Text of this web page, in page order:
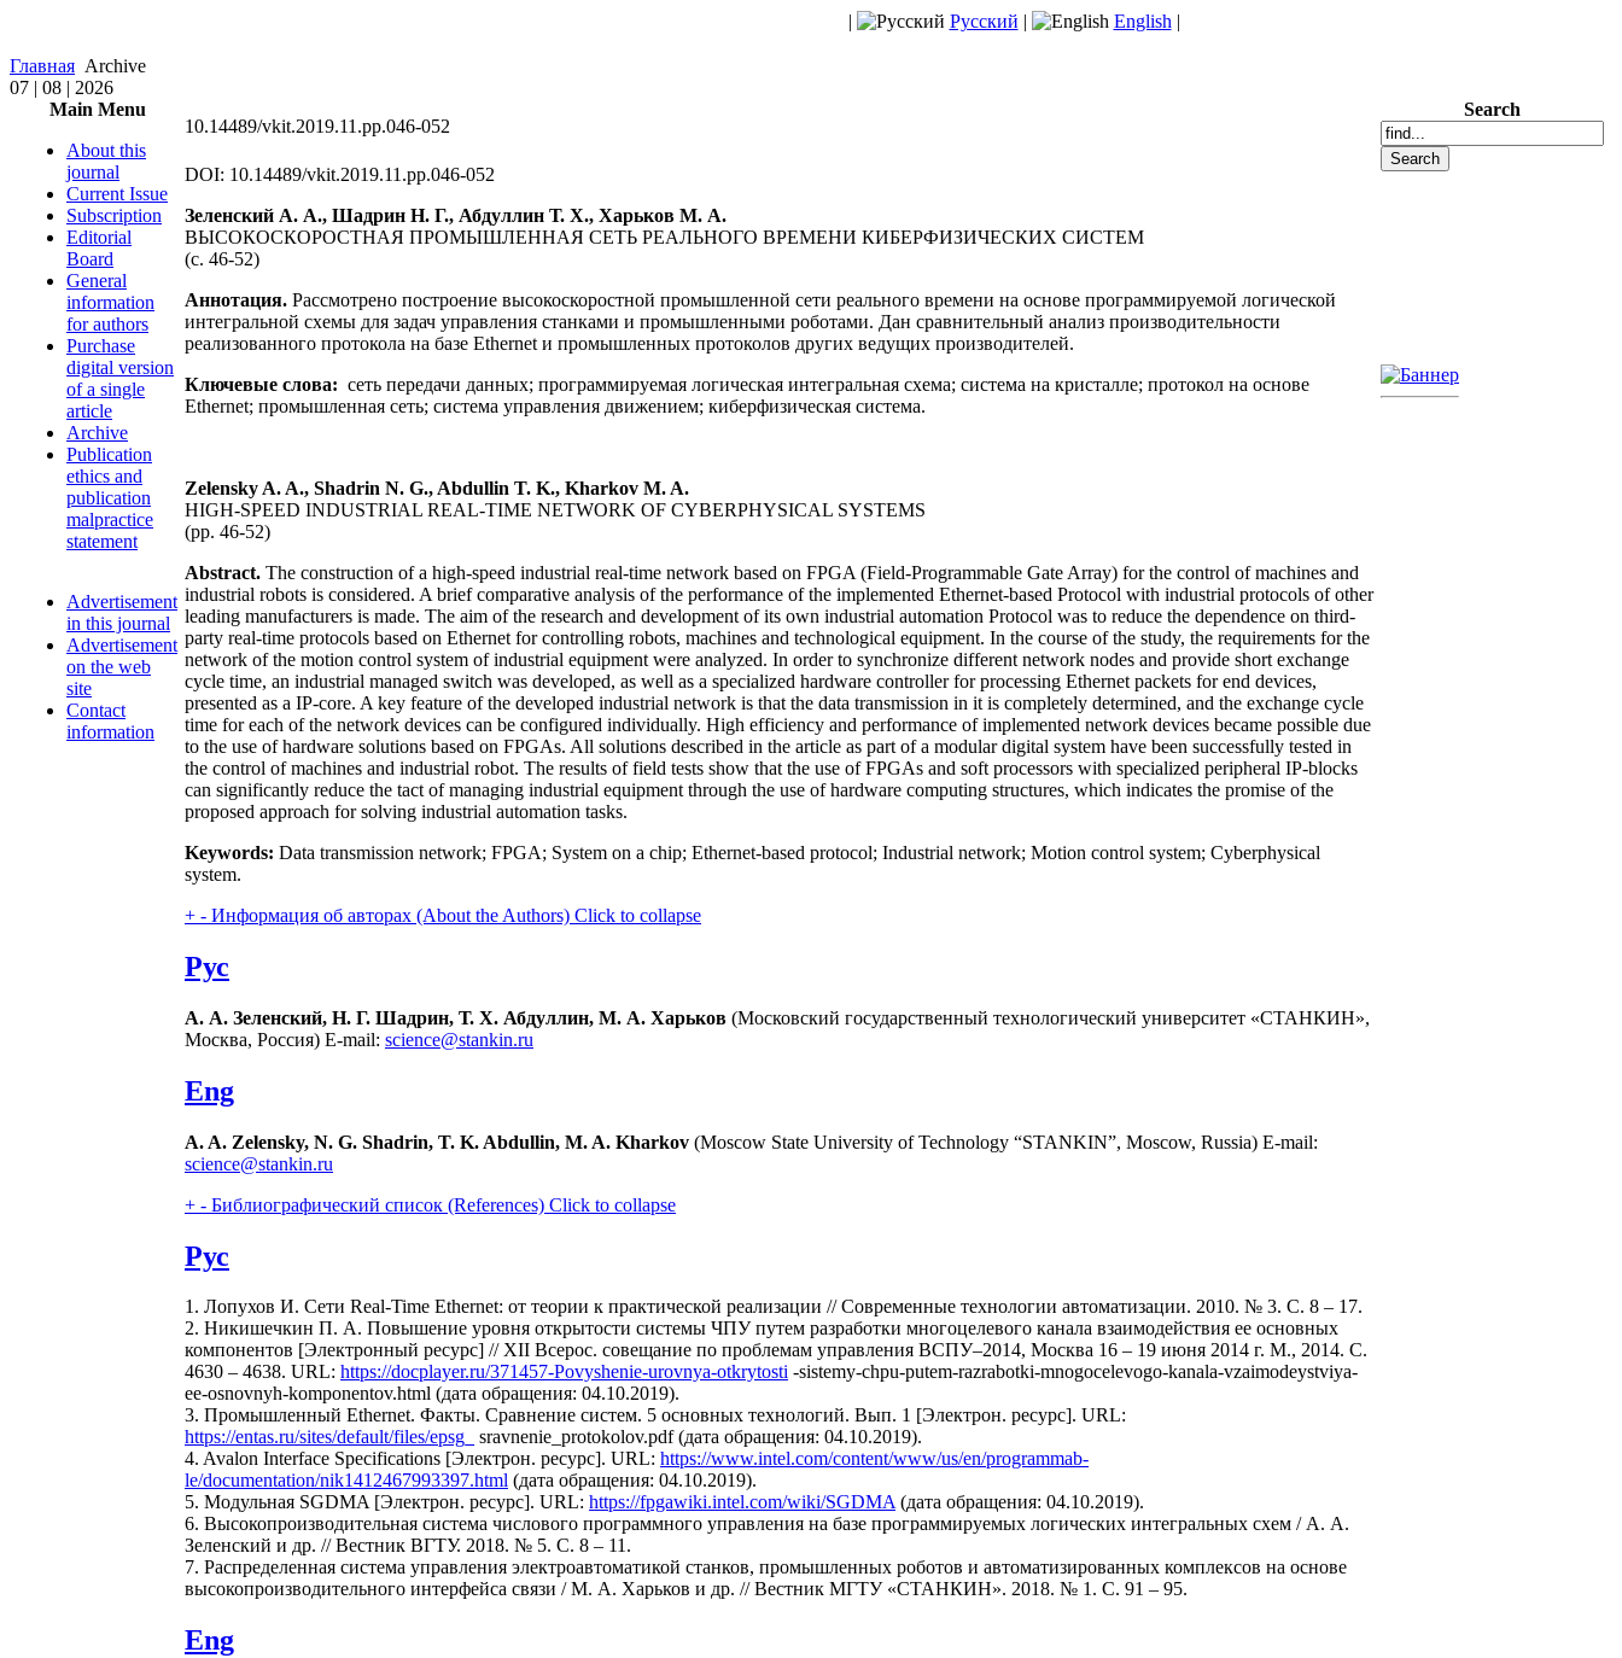
| Русский | English |
Главная Archive
07 | 08 | 2026
Main Menu
About this
journal
Current Issue
Subscription
Editorial
Board
General
information
for authors
Purchase
digital version
of a single
article
Archive
Publication
ethics and
publication
malpractice
statement
Advertisement
in this journal
Advertisement
on the web
site
Contact
information
10.14489/vkit.2019.11.pp.046-052
DOI: 10.14489/vkit.2019.11.pp.046-052
Зеленский А. А., Шадрин Н. Г., Абдуллин Т. Х., Харьков М. А.
ВЫСОКОСКОРОСТНАЯ ПРОМЫШЛЕННАЯ СЕТЬ РЕАЛЬНОГО ВРЕМЕНИ КИБЕРФИЗИЧЕСКИХ СИСТЕМ
(с. 46-52)
Аннотация. Рассмотрено построение высокоскоростной промышленной сети реального времени на основе программируемой логической
интегральной схемы для задач управления станками и промышленными роботами. Дан сравнительный анализ производительности
реализованного протокола на базе Ethernet и промышленных протоколов других ведущих производителей.
Ключевые слова: сеть передачи данных; программируемая логическая интегральная схема; система на кристалле; протокол на основе
Ethernet; промышленная сеть; система управления движением; киберфизическая система.
Zelensky A. A., Shadrin N. G., Abdullin T. K., Kharkov M. A.
HIGH-SPEED INDUSTRIAL REAL-TIME NETWORK OF CYBERPHYSICAL SYSTEMS
(pp. 46-52)
Abstract. The construction of a high-speed industrial real-time network based on FPGA (Field-Programmable Gate Array) for the control of machines and
industrial robots is considered. A brief comparative analysis of the performance of the implemented Ethernet-based Protocol with industrial protocols of other
leading manufacturers is made. The aim of the research and development of its own industrial automation Protocol was to reduce the dependence on third-
party real-time protocols based on Ethernet for controlling robots, machines and technological equipment. In the course of the study, the requirements for the
network of the motion control system of industrial equipment were analyzed. In order to synchronize different network nodes and provide short exchange
cycle time, an industrial managed switch was developed, as well as a specialized hardware controller for processing Ethernet packets for end devices,
presented as a IP-core. A key feature of the developed industrial network is that the data transmission in it is completely determined, and the exchange cycle
time for each of the network devices can be configured individually. High efficiency and performance of implemented network devices became possible due
to the use of hardware solutions based on FPGAs. All solutions described in the article as part of a modular digital system have been successfully tested in
the control of machines and industrial robot. The results of field tests show that the use of FPGAs and soft processors with specialized peripheral IP-blocks
can significantly reduce the tact of managing industrial equipment through the use of hardware computing structures, which indicates the promise of the
proposed approach for solving industrial automation tasks.
Keywords: Data transmission network; FPGA; System on a chip; Ethernet-based protocol; Industrial network; Motion control system; Cyberphysical
system.
+ - Информация об авторах (About the Authors) Click to collapse
Рус
А. А. Зеленский, Н. Г. Шадрин, Т. Х. Абдуллин, М. А. Харьков (Московский государственный технологический университет «СТАНКИН»,
Москва, Россия) E-mail: science@stankin.ru
Eng
A. A. Zelensky, N. G. Shadrin, T. K. Abdullin, M. A. Kharkov (Moscow State University of Technology “STANKIN”, Moscow, Russia) E-mail:
science@stankin.ru
+ - Библиографический список (References) Click to collapse
Рус
1. Лопухов И. Сети Real-Time Ethernet: от теории к практической реализации // Современные технологии автоматизации. 2010. № 3. С. 8 – 17.
2. Никишечкин П. А. Повышение уровня открытости системы ЧПУ путем разработки многоцелевого канала взаимодействия ее основных
компонентов [Электронный ресурс] // XII Всерос. совещание по проблемам управления ВСПУ–2014, Москва 16 – 19 июня 2014 г. М., 2014. С.
4630 – 4638. URL: https://docplayer.ru/371457-Povyshenie-urovnya-otkrytosti -sistemy-chpu-putem-razrabotki-mnogocelevogo-kanala-vzaimodeystviya-
ee-osnovnyh-komponentov.html (дата обращения: 04.10.2019).
3. Промышленный Ethernet. Факты. Сравнение систем. 5 основных технологий. Вып. 1 [Электрон. ресурс]. URL:
https://entas.ru/sites/default/files/epsg_
sravnenie_protokolov.pdf (дата обращения: 04.10.2019).
4. Avalon Interface Specifications [Электрон. ресурс]. URL: https://www.intel.com/content/www/us/en/programmab-
le/documentation/nik1412467993397.html (дата обращения: 04.10.2019).
5. Модульная SGDMA [Электрон. ресурс]. URL: https://fpgawiki.intel.com/wiki/SGDMA(дата обращения: 04.10.2019).
6. Высокопроизводительная система числового программного управления на базе программируемых логических интегральных схем / А. А.
Зеленский и др. // Вестник ВГТУ. 2018. № 5. С. 8 – 11.
7. Распределенная система управления электроавтоматикой станков, промышленных роботов и автоматизированных комплексов на основе
высокопроизводительного интерфейса связи / М. А. Харьков и др. // Вестник МГТУ «СТАНКИН». 2018. № 1. C. 91 – 95.
Eng
Search